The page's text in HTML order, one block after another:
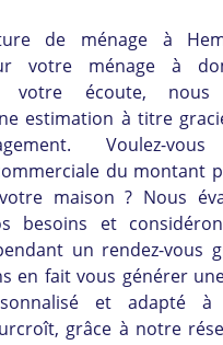
de ménage à
votre ménage à
votre écoute, nous
estimation à titre
Voulez-
du montant
maison ? Nous
besoins et
un rendez-vous
en fait vous générer
et adapté à
grâce à notre